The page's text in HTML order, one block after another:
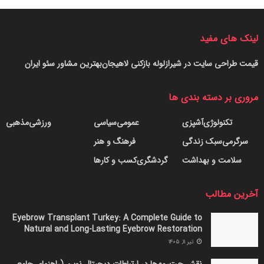
لینک های مفید
بهترین مشاور سئو ایرانلوله بازکنی لاهیجانقیمت طراحی سایت در شیراز
مروری بر دسته بندی ها
آشپزیتکنولوژی
سبک زندگیسرگرمی
سلامت و بهداشت
سیاسیعمومی
فرهنگ و هنر
کسب و کارهاگردشگری
مذهبیورزشی
آخرین مطالب
Eyebrow Transplant Turkey: A Complete Guide to
Natural and Long-Lasting Eyebrow Restoration
تیر ۱۱, ۱۴۰۵